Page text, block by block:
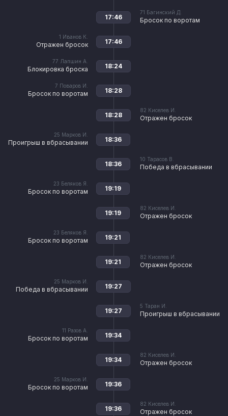
71 Багинский Д.
Бросок по воротам
17:46
1 Иванов К.
Отражен бросок 17:46
77 Лапшин А.
Блокировка броска 18:24
7 Поваров И.
Бросок по воротам 18:28
82 Киселев И.
Отражен бросок
18:28
25 Марков И.
Проигрыш в вбрасывании 18:36
10 Тарасов В.
Победа в вбрасывании
18:36
23 Беляков Я.
Бросок по воротам 19:19
82 Киселев И.
Отражен бросок
19:19
23 Беляков Я.
Бросок по воротам 19:21
82 Киселев И.
Отражен бросок
19:21
25 Марков И.
Победа в вбрасывании 19:27
5 Таран И.
Проигрыш в вбрасывании
19:27
11 Разов А.
Бросок по воротам 19:34
82 Киселев И.
Отражен бросок
19:34
25 Марков И.
Бросок по воротам 19:36
82 Киселев И.
Отражен бросок
19:36